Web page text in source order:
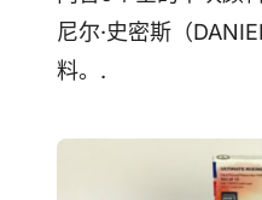
尼尔·史密斯（
料。.